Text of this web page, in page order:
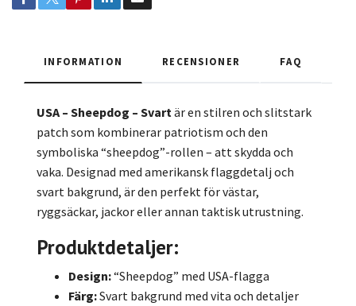
INFORMATION RECENSIONER FAQ
USA – Sheepdog – Svart är en stilren och slitstark
patch som kombinerar patriotism och den
symboliska “sheepdog”-rollen – att skydda och
vaka. Designad med amerikansk flaggdetalj och
svart bakgrund, är den perfekt för västar,
ryggsäckar, jackor eller annan taktisk utrustning.
Produktdetaljer:
Design:“Sheepdog” med USA-flagga
Färg:Svart bakgrund med vita och detaljer